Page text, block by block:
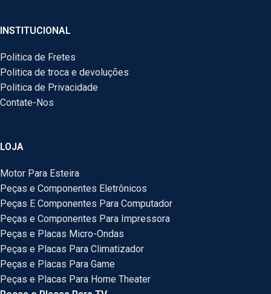
INSTITUCIONAL
Politica de Fretes
Politica de troca e devoluções
Politica de Privacidade
Contate-Nos
LOJA
Motor Para Esteira
Peças e Componentes Eletrônicos
Peças E Componentes Para Computador
Peças e Componentes Para Impressora
Peças e Placas Micro-Ondas
Peças e Placas Para Climatizador
Peças e Placas Para Game
Peças e Placas Para Home Theater